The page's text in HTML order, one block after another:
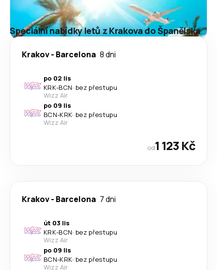
Speciální nabídky letů z Krakova do Španělska
Krakov- Barcelona 8 dni
po 02 lis
KRK-BCN· bez přestupu
Wizz Air
po 09 lis
BCN-KRK· bez přestupu
Wizz Air
od1 123 Kč
Krakov- Barcelona 7 dni
út 03 lis
KRK-BCN· bez přestupu
Wizz Air
po 09 lis
BCN-KRK· bez přestupu
Wizz Air